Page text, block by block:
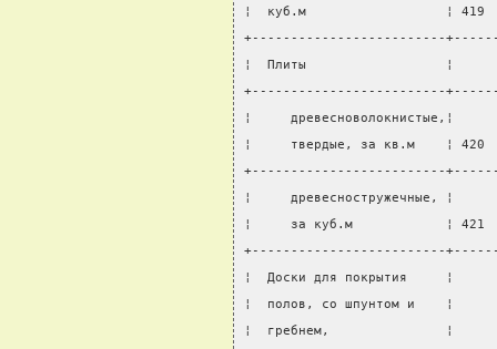
¦  куб.м                  ¦
+-------------------------
¦  Плиты                  ¦
+-------------------------
¦
¦     твердые, за кв.м
+-------------------------
¦
¦     за куб.м            ¦
+-------------------------
¦  Доски для покрытия
¦  полов, со шпунтом и
¦  гребнем,               ¦